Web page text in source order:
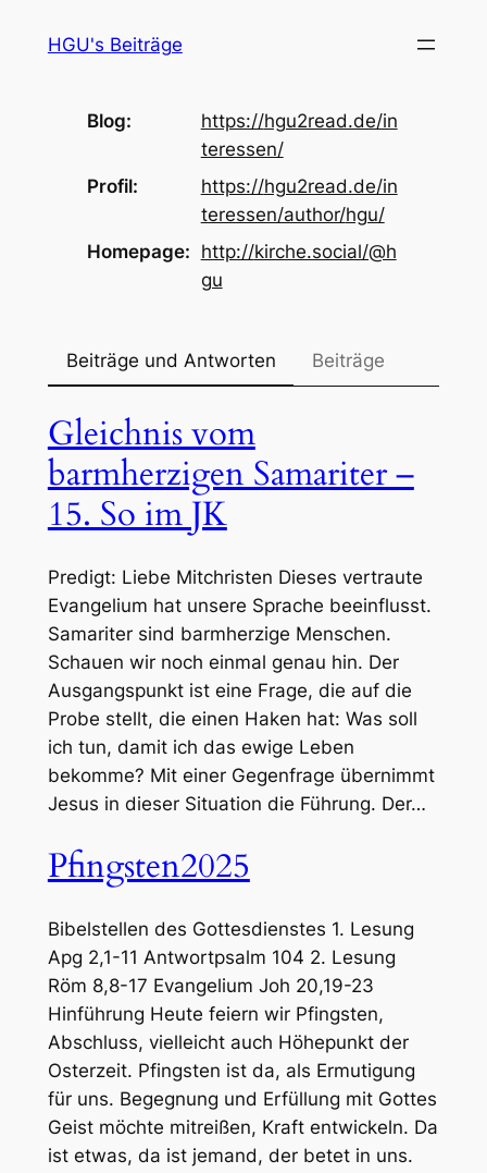
InhaltHGU's Beiträge
Blog https://hgu2read.de/in
teressen/
Profil
https://hgu2read.de/in
teressen/author/hgu/
Homepage
http://kirche.social/@h
gu
Beiträge und Antworten Beiträge
Gleichnis vom
barmherzigen Samariter –
15. So im JK
Predigt: Liebe Mitchristen Dieses vertraute
Evangelium hat unsere Sprache beeinflusst.
Samariter sind barmherzige Menschen.
Schauen wir noch einmal genau hin. Der
Ausgangspunkt ist eine Frage, die auf die
Probe stellt, die einen Haken hat: Was soll
ich tun, damit ich das ewige Leben
bekomme? Mit einer Gegenfrage übernimmt
Jesus in dieser Situation die Führung. Der…
Pfingsten2025
Bibelstellen des Gottesdienstes 1. Lesung
Apg 2,1-11 Antwortpsalm 104 2. Lesung
Röm 8,8-17 Evangelium Joh 20,19-23
Hinführung Heute feiern wir Pfingsten,
Abschluss, vielleicht auch Höhepunkt der
Osterzeit. Pfingsten ist da, als Ermutigung
für uns. Begegnung und Erfüllung mit Gottes
Geist möchte mitreißen, Kraft entwickeln. Da
ist etwas, da ist jemand, der betet in uns.